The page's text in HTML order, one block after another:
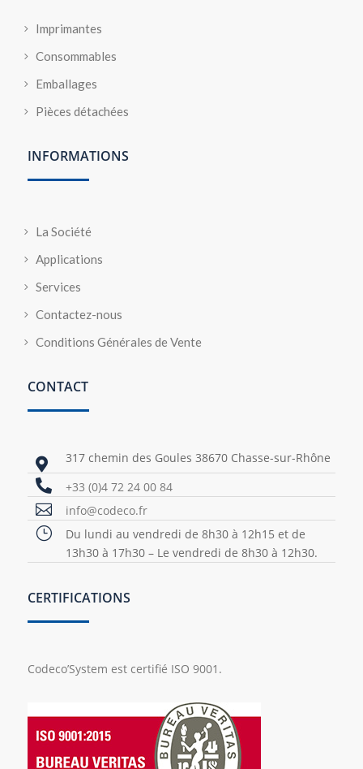
Imprimantes
Consommables
Emballages
Pièces détachées
INFORMATIONS
La Société
Applications
Services
Contactez-nous
Conditions Générales de Vente
CONTACT
 317 chemin des Goules 38670 Chasse-sur-Rhône
 +33 (0)4 72 24 00 84
 info@codeco.fr
}
Du lundi au vendredi de 8h30 à 12h15 et de
13h30 à 17h30 – Le vendredi de 8h30 à 12h30.
CERTIFICATIONS
Codeco’System est certifié ISO 9001.